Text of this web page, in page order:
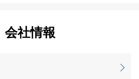
会社情報